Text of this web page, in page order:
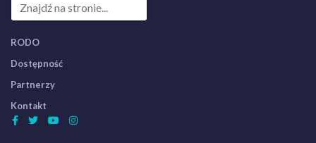
RODO
Dostępność
Partnerzy
Kontakt